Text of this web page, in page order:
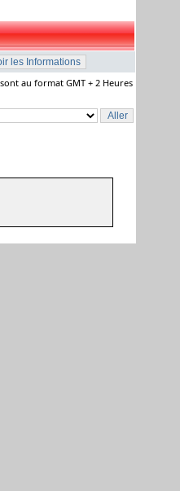
au format GMT + 2 Heures